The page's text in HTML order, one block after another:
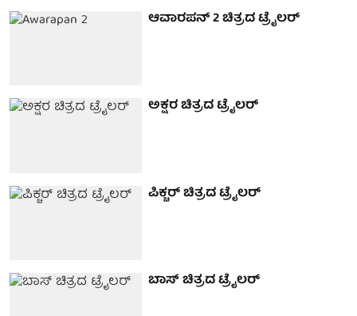
ಆವಾರಪನ್ 2 ಚಿತ್ರದ ಟ್ರೈಲರ್
ಅಕ್ಷರ ಚಿತ್ರದ ಟ್ರೈಲರ್
ಪಿಕ್ಚರ್ ಚಿತ್ರದ ಟ್ರೈಲರ್
ಬಾಸ್ ಚಿತ್ರದ ಟ್ರೈಲರ್